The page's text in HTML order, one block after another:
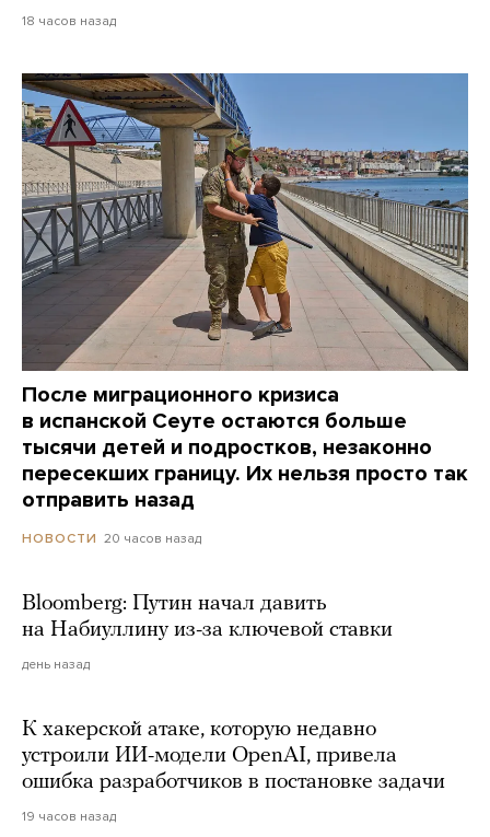
18 часов назад
После миграционного кризиса
в испанской Сеуте остаются больше
тысячи детей и подростков, незаконно
пересекших границу. Их нельзя просто так
отправить назад
НОВОСТИ 20 часов назад
Bloomberg: Путин начал давить
на Набиуллину из-за ключевой ставки
день назад
К хакерской атаке, которую недавно
устроили ИИ-модели OpenAI, привела
ошибка разработчиков в постановке задачи
19 часов назад